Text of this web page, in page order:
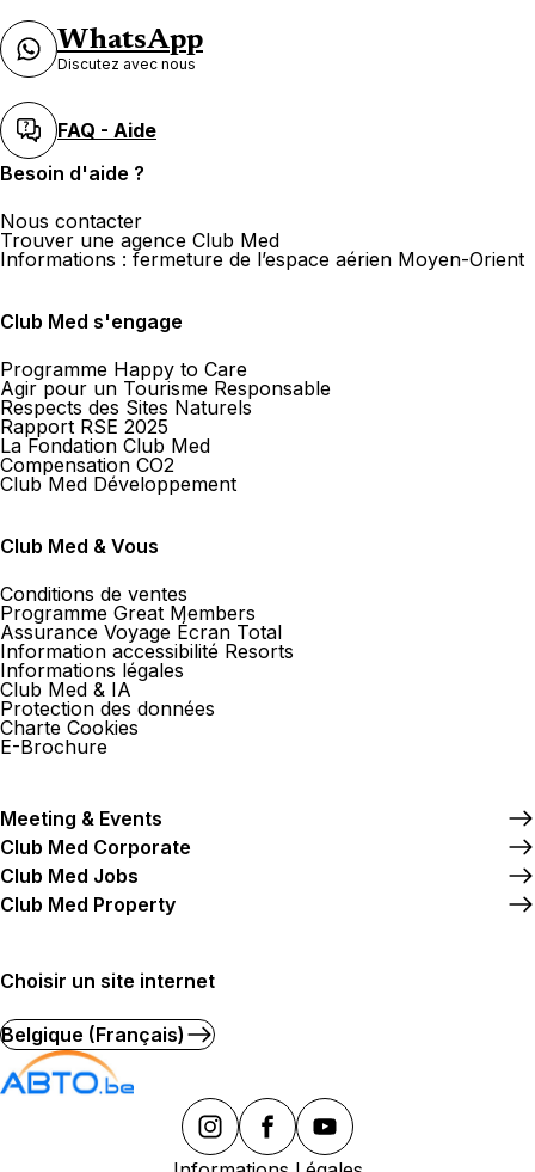
WhatsApp
Discutez avec nous
FAQ - Aide
Besoin d'aide ?
Nous contacter
Trouver une agence Club Med
Informations : fermeture de l’espace aérien Moyen-Orient
Club Med s'engage
Programme Happy to Care
Agir pour un Tourisme Responsable
Respects des Sites Naturels
Rapport RSE 2025
La Fondation Club Med
Compensation CO2
Club Med Développement
Club Med & Vous
Conditions de ventes
Programme Great Members
Assurance Voyage Écran Total
Information accessibilité Resorts
Informations légales
Club Med & IA
Protection des données
Charte Cookies
E-Brochure
Meeting & Events
Club Med Corporate
Club Med Jobs
Club Med Property
Choisir un site internet
Belgique (Français)